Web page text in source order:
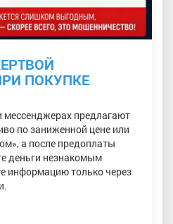
ПОКУПКЕ
мессенджерах предлагают
по заниженной цене или
а после предоплаты
деньги незнакомым
информацию только через